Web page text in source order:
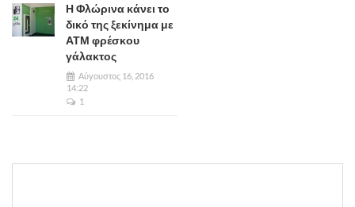
Η Φλώρινα κάνει το
δικό της ξεκίνημα με
ΑΤΜ φρέσκου
γάλακτος
Αύγουστος 16, 2016
14:22
1